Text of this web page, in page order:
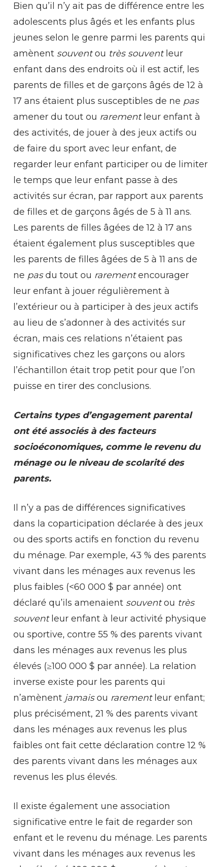
Bien qu’il n’y ait pas de différence entre les
adolescents plus âgés et les enfants plus
jeunes selon le genre parmi les parents qui
amènent souventou très souvent leur
enfant dans des endroits où il est actif, les
parents de filles et de garçons âgés de 12 à
17 ans étaient plus susceptibles de ne pas
amener du tout ou rarement leur enfant à
des activités, de jouer à des jeux actifs ou
de faire du sport avec leur enfant, de
regarder leur enfant participer ou de limiter
le temps que leur enfant passe à des
activités sur écran, par rapport aux parents
de filles et de garçons âgés de 5 à 11 ans.
Les parents de filles âgées de 12 à 17 ans
étaient également plus susceptibles que
les parents de filles âgées de 5 à 11 ans de
ne pasdu tout ou rarementencourager
leur enfant à jouer régulièrement à
l’extérieur ou à participer à des jeux actifs
au lieu de s’adonner à des activités sur
écran, mais ces relations n’étaient pas
significatives chez les garçons ou alors
l’échantillon était trop petit pour que l’on
puisse en tirer des conclusions.
Certains types d’engagement parental
ont été associés à des facteurs
socioéconomiques, comme le revenu du
ménage ou le niveau de scolarité des
parents.
Il n’y a pas de différences significatives
dans la coparticipation déclarée à des jeux
ou des sports actifs en fonction du revenu
du ménage. Par exemple, 43 % des parents
vivant dans les ménages aux revenus les
plus faibles (<60 000 $ par année) ont
déclaré qu’ils amenaient souventou très
souvent leur enfant à leur activité physique
ou sportive, contre 55 % des parents vivant
dans les ménages aux revenus les plus
élevés (≥100 000 $ par année). La relation
inverse existe pour les parents qui
n’amènent jamaisou rarement leur enfant;
plus précisément, 21 % des parents vivant
dans les ménages aux revenus les plus
faibles ont fait cette déclaration contre 12 %
des parents vivant dans les ménages aux
revenus les plus élevés.
Il existe également une association
significative entre le fait de regarder son
enfant et le revenu du ménage. Les parents
vivant dans les ménages aux revenus les